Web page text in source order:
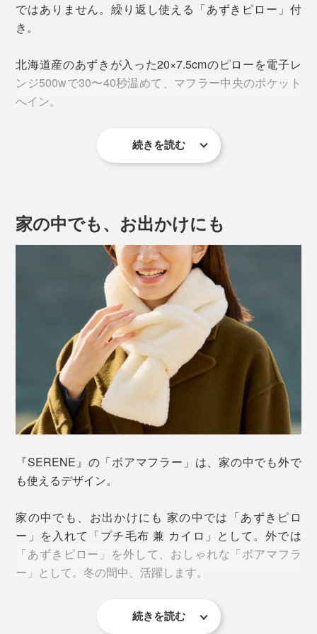
ではありません。繰り返し使える「あずきピロー」付
き。
北海道産のあずきが入った20×7.5cmのピローを電子レ
ンジ500wで30〜40秒温めて、マフラー中央のポケット
へイン。
あずきは温めると湿気を帯びる性質があり、ふわふわの
羊毛ごしにもそのしっとり感がジワァ〜。なんとも心地
よい温もりに、思わず「あぁ」と声が漏れてしまうほ
ど。ほんのりとしたあずきの香りにも気持ちが和らぎま
す。
保温時間は約10〜20分間。蒸しタオルやカイロとちが
温めつづけてくれます。
続きを読む
家の中でも、お出かけにも
『SERENE』の「ボアマフラー」は、家の中でも外で
も使えるデザイン。
家の中でも、お出かけにも 家の中では「あずきピロ
ー」を入れて「プチ毛布 兼 カイロ」として。外では
「あずきピロー」を外して、おしゃれな「ボアマフラ
ー」として。冬の間中、活躍します。
続きを読む